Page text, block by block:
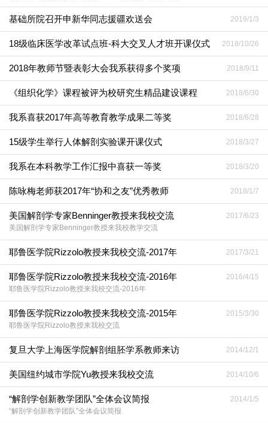
2019/1/3
基础所院召开申新华同志援疆欢送会
2018/10/26
18级临床医学改革试点班-科大交叉人才班开课仪式
2018/9/11
2018年教师节暨表彰大会我系获得多个奖项
2018/6/30
《组织化学》课程被评为校研究生精品建设课程
2018/6/28
我系喜获2017年高等教育教学成果二等奖
2018/3/27
15级学生举行人体解剖实验课开课仪式
2018/3/20
我系在本科教学工作汇报中喜获一等奖
2018/1/7
陈咏梅老师获2017年“协和之友”优秀教师
2017/6/23
美国解剖学专家Benninger教授来我校交流
美国解剖学专家Benninger教授来我校教学交流
2017/3/21
耶鲁医学院Rizzolo教授来我校交流-2017年
2016/4/15
耶鲁医学院Rizzolo教授来我校交流-2016年
耶鲁医学院Rizzolo教授来我校交流-2016年
2015/3/30
耶鲁医学院Rizzolo教授来我校交流-2015年
耶鲁医学院Rizzolo教授来我校交流
2014/12/1
复旦大学上海医学院解剖组胚学系教师来访
2014/10/6
美国纽约城市学院Yu教授来我校交流
2014/1/5
“解剖学创新教学团队”全体会议简报
“解剖学创新教学团队”全体会议简报